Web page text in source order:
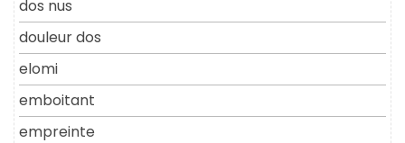
dos nus
douleur dos
elomi
emboitant
empreinte